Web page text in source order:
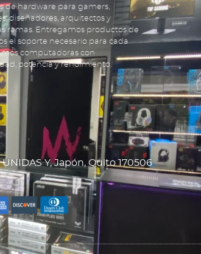
de hardware para gamers,
diseñadores, arquitectos y
ramas. Entregamos productos de
el soporte necesario para cada
computadoras con
potencia y rendimiento.
Y, Japón, Quito 170506